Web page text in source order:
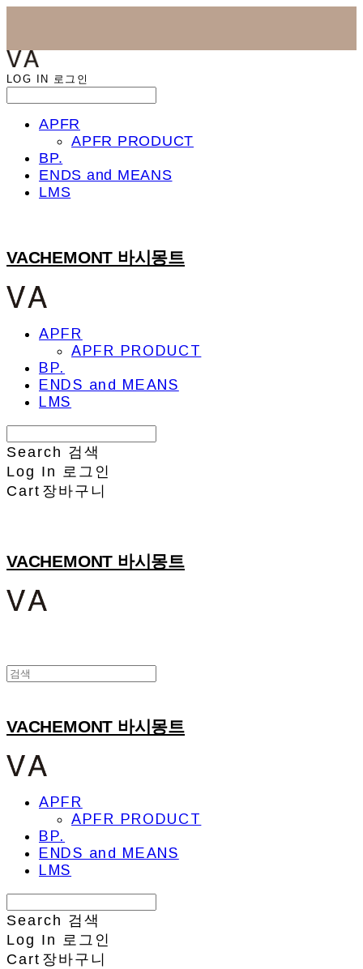
LOG IN 로그인
APFR
APFR PRODUCT
BP.
ENDS and MEANS
LMS
VACHEMONT 바시몽트
APFR
APFR PRODUCT
BP.
ENDS and MEANS
LMS
Search 검색
Log In
로그인
Cart 장바구니
VACHEMONT 바시몽트
VACHEMONT 바시몽트
APFR
APFR PRODUCT
BP.
ENDS and MEANS
LMS
Search 검색
Log In 로그인
Cart 장바구니